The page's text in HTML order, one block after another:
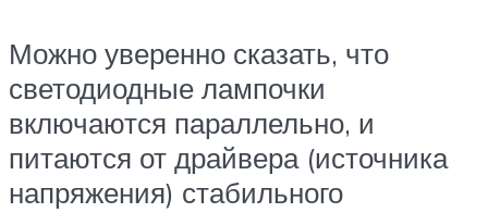
Можно уверенно сказать, что
светодиодные лампочки
включаются параллельно, и
питаются от драйвера (источника
напряжения) стабильного